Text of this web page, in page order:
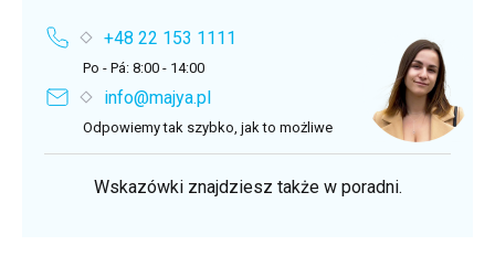
+48 22 153 1111
Po - Pá: 8:00 - 14:00
info@majya.pl
Odpowiemy tak szybko, jak to możliwe
Wskazówki znajdziesz także w poradni.